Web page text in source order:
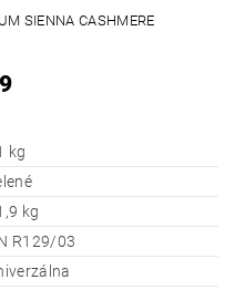
SIENNA CASHMERE
kg
kg
R129/03